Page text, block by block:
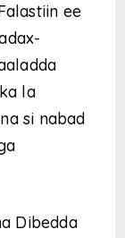
ee
la
si nabad
Dibedda